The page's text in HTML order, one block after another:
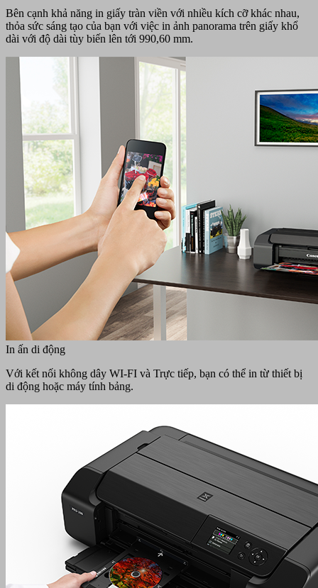
Bên cạnh khả năng in giấy tràn viền với nhiều kích cỡ khác nhau,
thỏa sức sáng tạo của bạn với việc in ảnh panorama trên giấy khổ
dài với độ dài tùy biến lên tới 990,60 mm.
In ấn di động
Với kết nối không dây WI-FI và Trực tiếp, bạn có thể in từ thiết bị
di động hoặc máy tính bảng.